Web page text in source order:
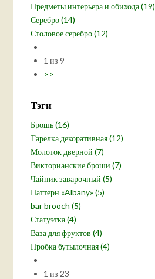
Предметы интерьера и обихода (19)
Серебро (14)
Столовое серебро (12)
1 из 9
>>
Тэги
Брошь (16)
Тарелка декоративная (12)
Молоток дверной (7)
Викторианские броши (7)
Чайник заварочный (5)
Паттерн «Albany» (5)
bar brooch (5)
Статуэтка (4)
Ваза для фруктов (4)
Пробка бутылочная (4)
1 из 23